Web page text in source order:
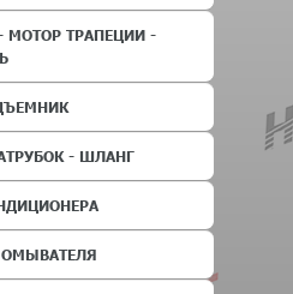
МОТОР ТРАПЕЦИИ -
- ШЛАНГ